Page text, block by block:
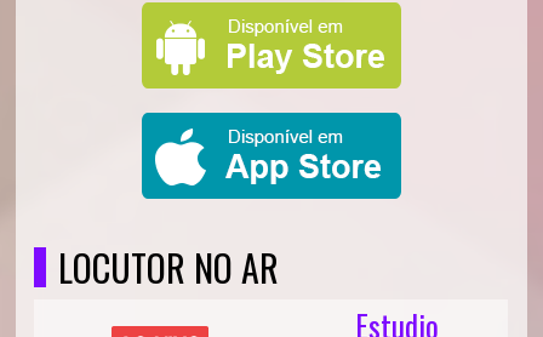
LOCUTOR NO AR
Estudio